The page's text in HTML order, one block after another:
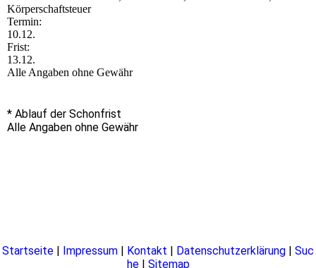
Körperschaftsteuer
Termin:
10.12.
Frist:
13.12.
Alle Angaben ohne Gewähr
* Ablauf der Schonfrist
Alle Angaben ohne Gewähr
Startseite | Impressum | Kontakt | Datenschutzerklärung | Suc
he| Sitemap